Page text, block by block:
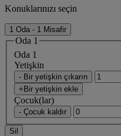
Konuklarınızı seçin
1 Oda - 1 Misafir
Oda 1
Oda 1
Yetişkin
- Bir yetişkin çıkarın
+Bir yetişkin ekle
Çocuk(lar)
- Çocuk kaldır
Sil